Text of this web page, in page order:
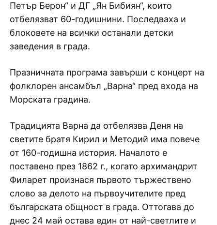
Петър Берон“ и ДГ „Ян Бибиян“, които
отбелязват 60-годишнини. Последваха и
блоковете на всички останали детски
заведения в града.
Празничната програма завърши с концерт на
фолклорен ансамбъл „Варна“ пред входа на
Морската градина.
Традицията Варна да отбелязва Деня на
светите братя Кирил и Методий има повече
от 160-годишна история. Началото е
поставено през 1862 г., когато архимандрит
Филарет произнася първото тържествено
слово за делото на първоучителите пред
българската общност в града. Оттогава до
днес 24 май остава един от най-светлите и